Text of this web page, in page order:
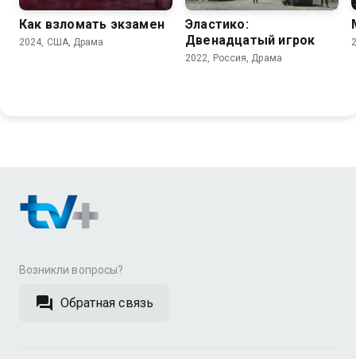
Как взломать экзамен
2024, США, Драма
Эластико:
Двенадцатый игрок
2022, Россия, Драма
Возникли вопросы?
Обратная связь